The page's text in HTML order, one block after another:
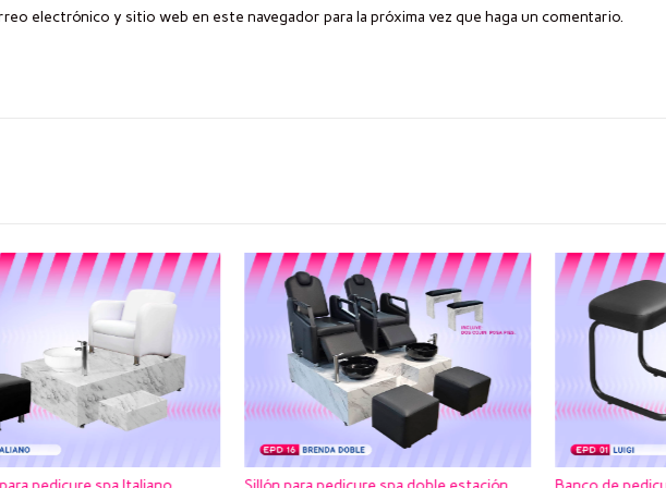
electrónico y sitio web en este navegador para la próxima vez que haga un comentario.